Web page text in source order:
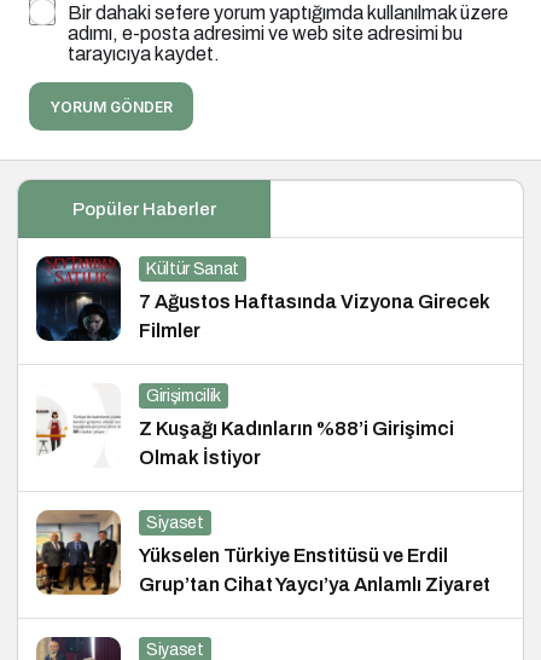
Bir dahaki sefere yorum yaptığımda kullanılmak üzere
adımı, e-posta adresimi ve web site adresimi bu
tarayıcıya kaydet.
YORUM GÖNDER
Popüler Haberler
Kültür Sanat
7 Ağustos Haftasında Vizyona Girecek
Filmler
Girişimcilik
Z Kuşağı Kadınların %88’i Girişimci
Olmak İstiyor
Siyaset
Yükselen Türkiye Enstitüsü ve Erdil
Grup’tan Cihat Yaycı’ya Anlamlı Ziyaret
Siyaset